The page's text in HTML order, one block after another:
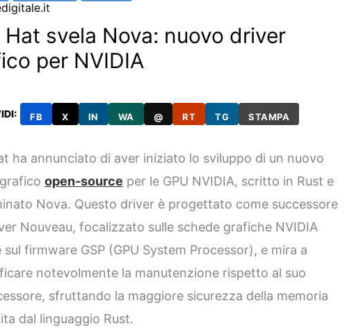
Hat svela Nova: nuovo driver
per NVIDIA
FB X IN WA @ RT TG STAMPA
ha annunciato di aver iniziato lo sviluppo di un nuovo
open-source per le GPU NVIDIA, scritto in Rust e
Nova. Questo driver è progettato come successore
Nouveau, focalizzato sulle schede grafiche NVIDIA
sul firmware GSP (GPU System Processor), e mira a
notevolmente la manutenzione rispetto al suo
sfruttando la maggiore sicurezza della memoria
dal linguaggio Rust.